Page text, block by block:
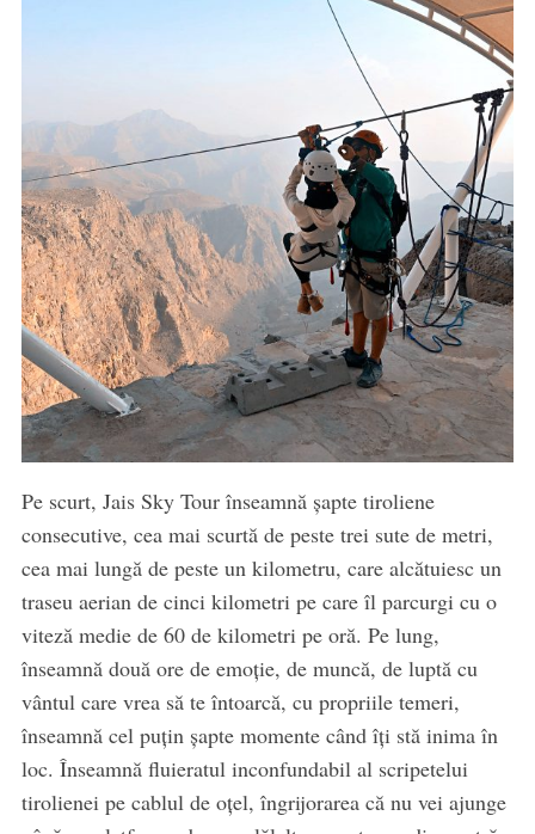
Pe scurt, Jais Sky Tour înseamnă șapte tiroliene
consecutive, cea mai scurtă de peste trei sute de metri,
cea mai lungă de peste un kilometru, care alcătuiesc un
traseu aerian de cinci kilometri pe care îl parcurgi cu o
viteză medie de 60 de kilometri pe oră. Pe lung,
înseamnă două ore de emoție, de muncă, de luptă cu
vântul care vrea să te întoarcă, cu propriile temeri,
înseamnă cel puțin șapte momente când îți stă inima în
loc. Înseamnă fluieratul inconfundabil al scripetelui
tirolienei pe cablul de oțel, îngrijorarea că nu vei ajunge